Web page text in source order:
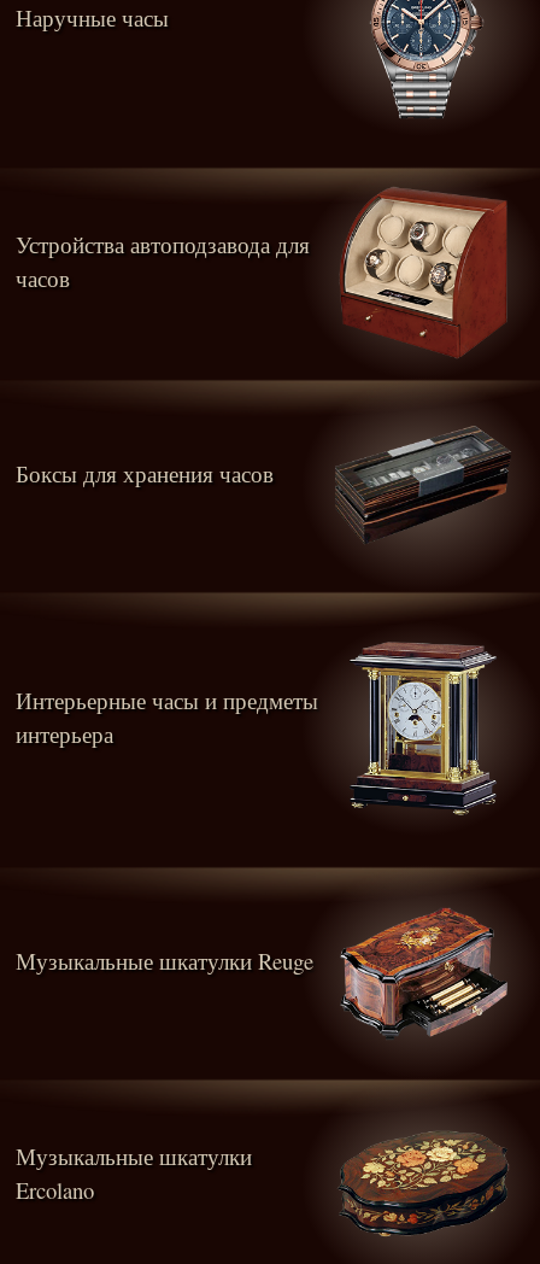
Наручные часы
Устройства автоподзавода для
часов
Боксы для хранения часов
Интерьерные часы и предметы
интерьера
Музыкальные шкатулки Reuge
Музыкальные шкатулки
Ercolano